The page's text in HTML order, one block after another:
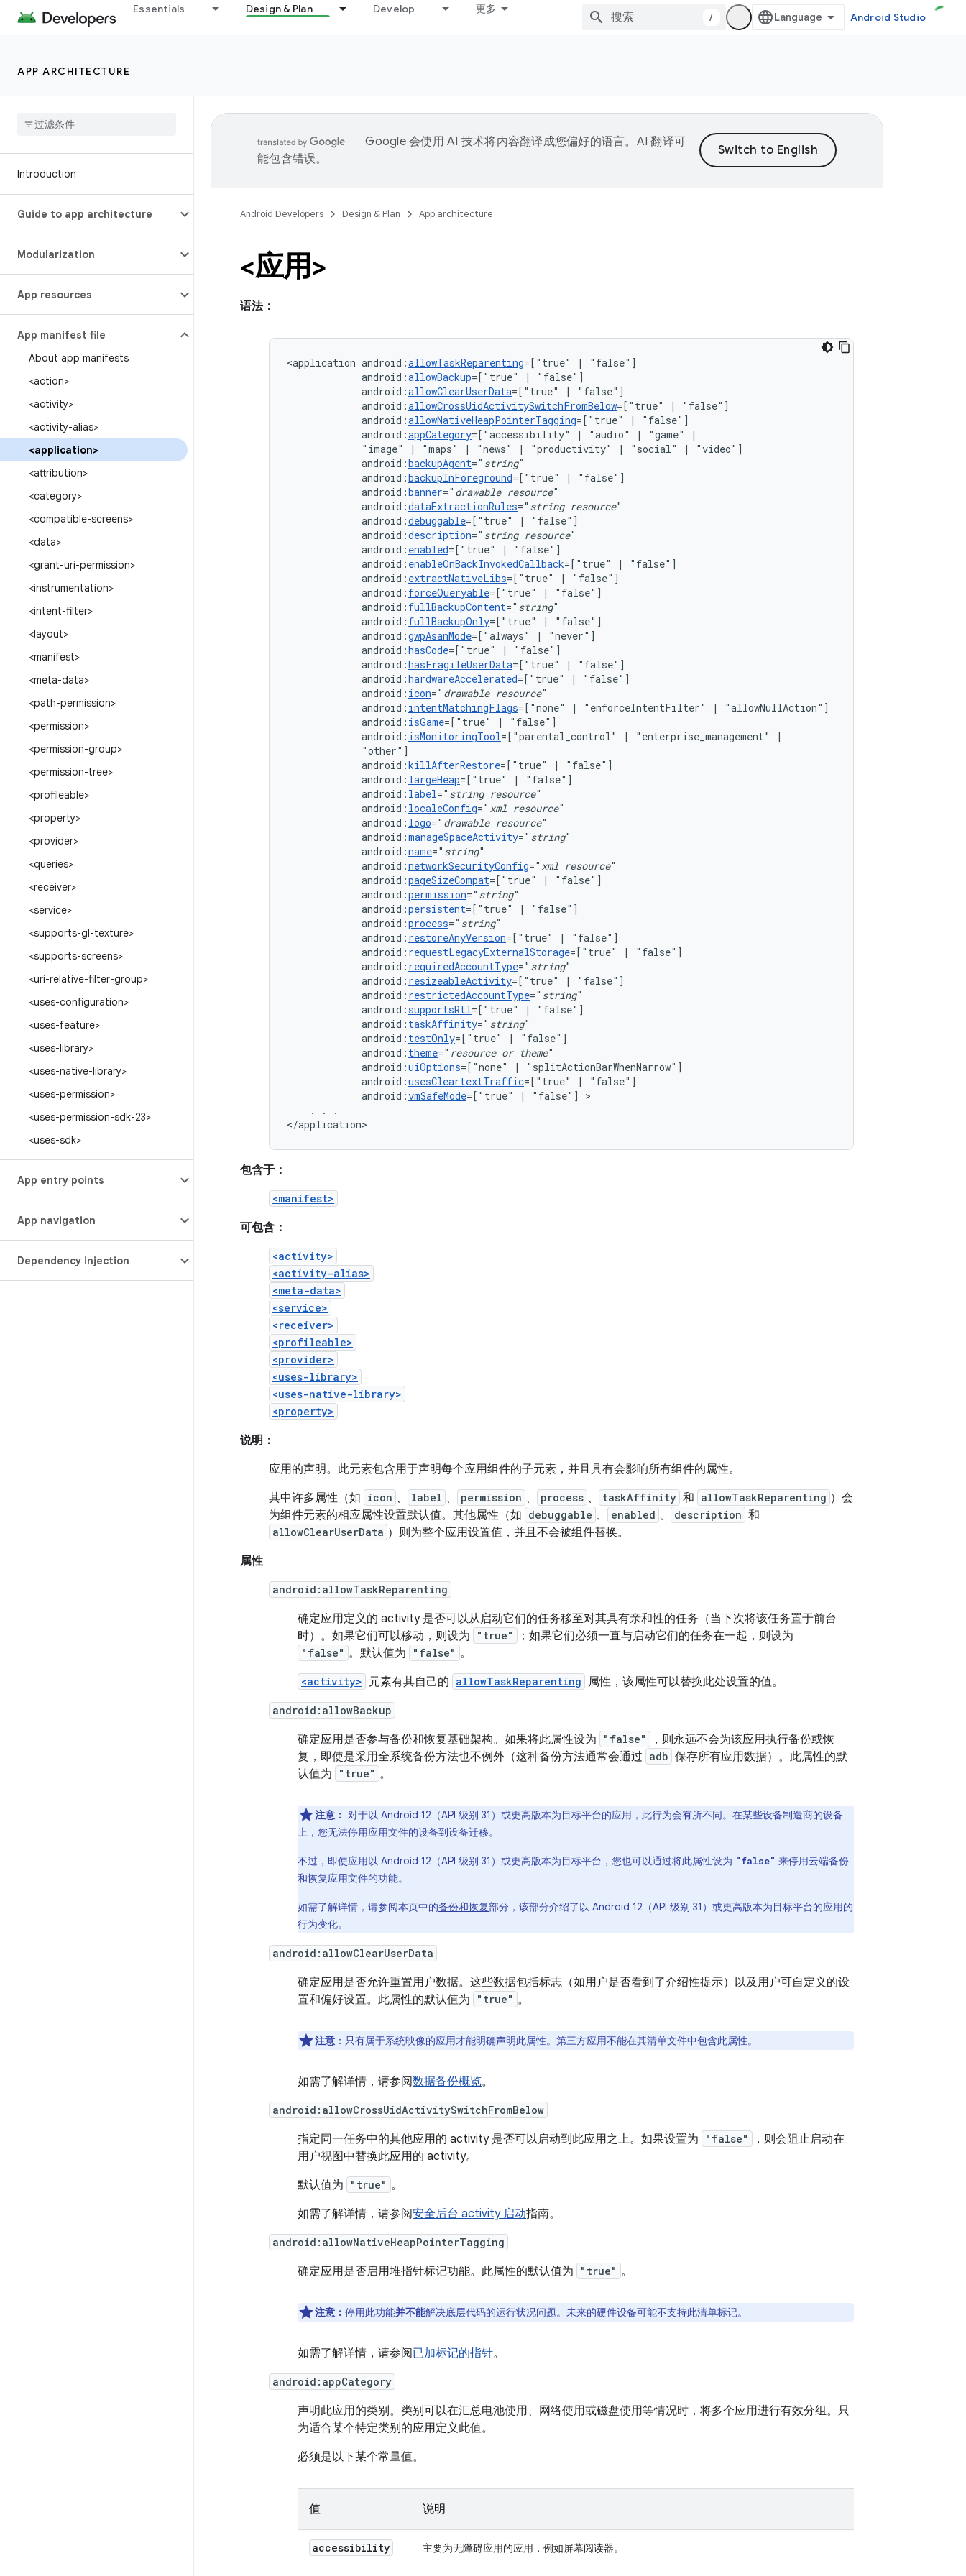
Essentials Design & Plan Develop 更多
/ Android Studio
APP ARCHITECTURE
Introduction
Guide to app architecture
Modularization
App resources
App manifest file
About app manifests
<action>
<activity>
<activity-alias>
<application>
<attribution>
<category>
<compatible-screens>
<data>
<grant-uri-permission>
<instrumentation>
<intent-filter>
<layout>
<manifest>
<meta-data>
<path-permission>
<permission>
<permission-group>
<permission-tree>
<profileable>
<property>
<provider>
<queries>
<receiver>
<service>
<supports-gl-texture>
<supports-screens>
<uri-relative-filter-group>
<uses-configuration>
<uses-feature>
<uses-library>
<uses-native-library>
<uses-permission>
<uses-permission-sdk-23>
<uses-sdk>
App entry points
App navigation
Dependency injection
Google 会使用 AI 技术将内容翻译成您偏好的语言。AI 翻译可
能包含错误。
Android Developers Design & Plan App architecture
<应用>
语法：
<application android:allowTaskReparenting=["true" |
android:allowBackup=["true" |
android:allowClearUserData=["true" |
android:allowCrossUidActivitySwitchFromBelow=["true" |
android:allowNativeHeapPointerTagging=["true" |
android:appCategory=["accessibility" | "audio" | "game"
"image"
| "maps" | "news" | "productivity" | "social" |
android:backupAgent=" string
android:backupInForeground=["true" |
android:banner=" drawable resource
android:dataExtractionRules=" string resource
android:debuggable=["true" |
android:description=" string resource
android: enabled=["true" |
android: enableOnBackInvokedCallback=["true" |
android: extractNativeLibs=["true" |
android: forceQueryable=["true" |
android: fullBackupContent=" string
android: fullBackupOnly=["true" |
android:gwpAsanMode=["always" |
android:hasCode=["true" |
android:hasFragileUserData=["true" |
android:hardwareAccelerated=["true" |
android: icon=" drawable resource
android: intentMatchingFlags=["none" | "enforceIntentFilter" |
android: isGame=["true" |
android: isMonitoringTool=["parental_control" | "enterprise_management"
android:killAfterRestore=["true" |
android: largeHeap=["true" |
android: label=" string resource
android: localeConfig=" xml resource
android: logo=" drawable resource
android:manageSpaceActivity=" string
android:name=" string
android:networkSecurityConfig=" xml resource
android:pageSizeCompat=["true" |
android:permission=" string
android:persistent=["true" |
android:process=" string
android: restoreAnyVersion=["true" |
android: requestLegacyExternalStorage=["true" |
android: requiredAccountType=" string
android: resizeableActivity=["true" |
android: restrictedAccountType=" string
android:supportsRtl=["true" |
android: taskAffinity=" string
android: testOnly=["true" |
android: theme=" resource or theme
android:uiOptions=["none" |
android:usesCleartextTraffic=["true" |
android:vmSafeMode=["true" | "false"]
.
.
.
</application>
包含于：
<manifest>
可包含：
<activity>
<activity-alias>
<meta-data>
<service>
<receiver>
<profileable>
<provider>
<uses-library>
<uses-native-library>
<property>
说明：
应用的声明。此元素包含用于声明每个应用组件的子元素，并且具有会影响所有组件的属性。
其中许多属性（如 icon 、 label 、 permission 、 process 、 taskAffinity 和 allowTaskReparenting ）会
为组件元素的相应属性设置默认值。其他属性（如 debuggable 、 enabled 、 description 和
allowClearUserData ）则为整个应用设置值，并且不会被组件替换。
属性
android:allowTaskReparenting
确定应用定义的 activity 是否可以从启动它们的任务移至对其具有亲和性的任务（当下次将该任务置于前台
时）。如果它们可以移动，则设为
"true" ；如果它们必须一直与启动它们的任务在一起，则设为
"false" 。默认值为 "false" 。
<activity> 元素有其自己的 allowTaskReparenting 属性，该属性可以替换此处设置的值。
android:allowBackup
确定应用是否参与备份和恢复基础架构。如果将此属性设为 "false"
，则永远不会为该应用执行备份或恢
复，即使是采用全系统备份方法也不例外（这种备份方法通常会通过 adb 保存所有应用数据）。此属性的默
认值为
"true" 。
注意： 对于以 Android 12（API 级别 31）或更高版本为目标平台的应用，此行为会有所不同。在某些设备制造商的设备
上，您无法停用应用文件的设备到设备迁移。
不过，即使应用以 Android 12（API 级别 31）或更高版本为目标平台，您也可以通过将此属性设为 "false" 来停用云端备份
和恢复应用文件的功能。
如需了解详情，请参阅本页中的备份和恢复部分，该部分介绍了以 Android 12（API 级别 31）或更高版本为目标平台的应用的
行为变化。
android:allowClearUserData
确定应用是否允许重置用户数据。这些数据包括标志（如用户是否看到了介绍性提示）以及用户可自定义的设
置和偏好设置。此属性的默认值为
"true" 。
注意 ：只有属于系统映像的应用才能明确声明此属性。第三方应用不能在其清单文件中包含此属性。
如需了解详情，请参阅数据备份概览。
android:allowCrossUidActivitySwitchFromBelow
指定同一任务中的其他应用的 activity 是否可以启动到此应用之上。如果设置为 "false"
，则会阻止启动在
用户视图中替换此应用的 activity。
默认值为
"true" 。
如需了解详情，请参阅安全后台 activity 启动指南。
android:allowNativeHeapPointerTagging
确定应用是否启用堆指针标记功能。此属性的默认值为 "true" 。
注意： 停用此功能并不能解决底层代码的运行状况问题。未来的硬件设备可能不支持此清单标记。
如需了解详情，请参阅已加标记的指针。
android:appCategory
声明此应用的类别。类别可以在汇总电池使用、网络使用或磁盘使用等情况时，将多个应用进行有效分组。只
为适合某个特定类别的应用定义此值。
必须是以下某个常量值。
值 说明
accessibility 主要为无障碍应用的应用，例如屏幕阅读器。